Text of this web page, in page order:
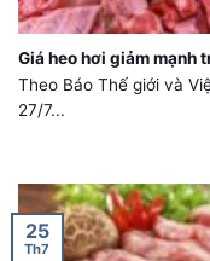
Giá heo hơi giảm mạnh
Theo Báo Thế giới và
27/7...
25
Th7